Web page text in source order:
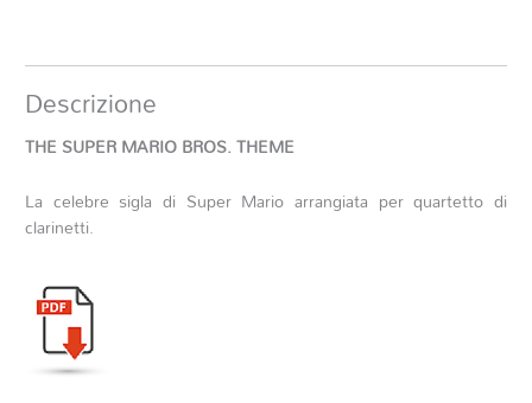
Descrizione
THE SUPER MARIO BROS. THEME
La celebre sigla di Super Mario arrangiata per quartetto di
clarinetti.